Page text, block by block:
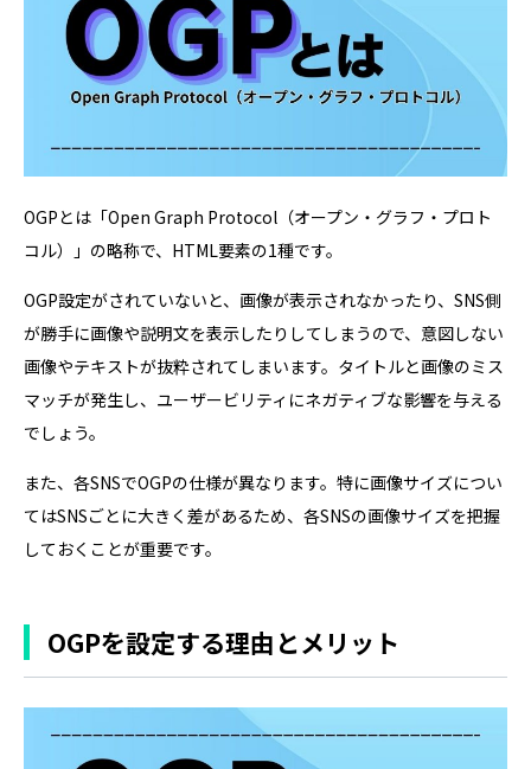
OGPとは「Open Graph Protocol（オープン・グラフ・プロト
コル）」の略称で、HTML要素の1種です。
OGP設定がされていないと、画像が表示されなかったり、SNS側
が勝手に画像や説明文を表示したりしてしまうので、意図しない
画像やテキストが抜粋されてしまいます。タイトルと画像のミス
マッチが発生し、ユーザービリティにネガティブな影響を与える
でしょう。
また、各SNSでOGPの仕様が異なります。特に画像サイズについ
てはSNSごとに大きく差があるため、各SNSの画像サイズを把握
しておくことが重要です。
OGPを設定する理由とメリット